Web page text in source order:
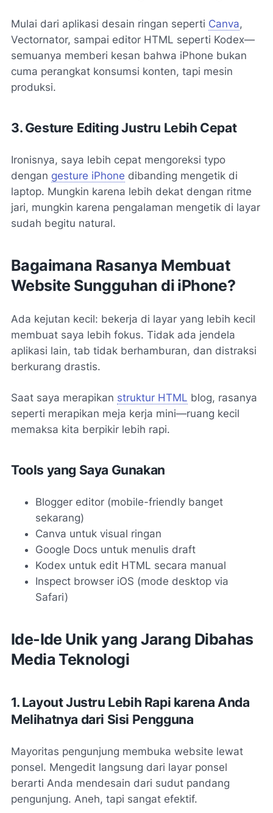
Mulai dari aplikasi desain ringan seperti Canva,
Vectornator, sampai editor HTML seperti Kodex—
semuanya memberi kesan bahwa iPhone bukan
cuma perangkat konsumsi konten, tapi mesin
produksi.
3. Gesture Editing Justru Lebih Cepat
Ironisnya, saya lebih cepat mengoreksi typo
dengan gesture iPhone dibanding mengetik di
laptop. Mungkin karena lebih dekat dengan ritme
jari, mungkin karena pengalaman mengetik di layar
sudah begitu natural.
Bagaimana Rasanya Membuat
Website Sungguhan di iPhone?
Ada kejutan kecil: bekerja di layar yang lebih kecil
membuat saya lebih fokus. Tidak ada jendela
aplikasi lain, tab tidak berhamburan, dan distraksi
berkurang drastis.
Saat saya merapikan struktur HTML blog, rasanya
seperti merapikan meja kerja mini—ruang kecil
memaksa kita berpikir lebih rapi.
Tools yang Saya Gunakan
Blogger editor (mobile-friendly banget
sekarang)
Canva untuk visual ringan
Google Docs untuk menulis draft
Kodex untuk edit HTML secara manual
Inspect browser iOS (mode desktop via
Safari)
Ide-Ide Unik yang Jarang Dibahas
Media Teknologi
1. Layout Justru Lebih Rapi karena Anda
Melihatnya dari Sisi Pengguna
Mayoritas pengunjung membuka website lewat
ponsel. Mengedit langsung dari layar ponsel
berarti Anda mendesain dari sudut pandang
pengunjung. Aneh, tapi sangat efektif.